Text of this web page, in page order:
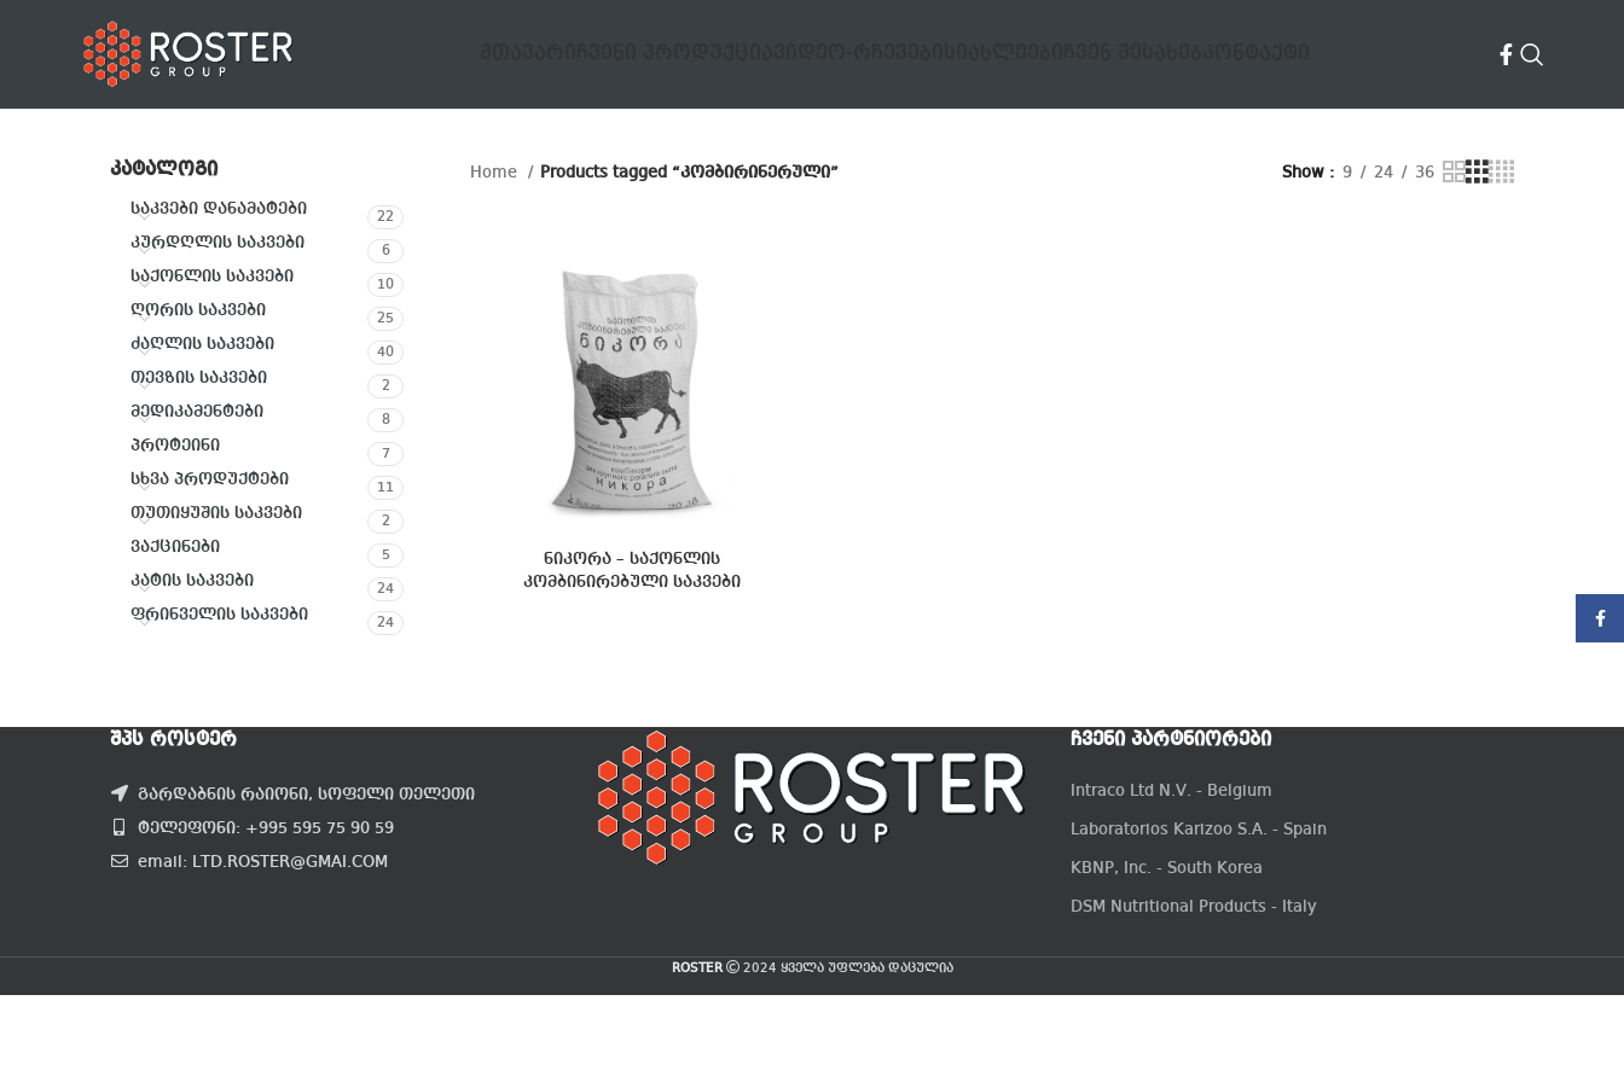
ᲙᲐᲢᲐᲚᲝᲒᲘ
საკვები დანამატები 22
კურდღლის საკვები 6
საქონლის საკვები 10
ღორის საკვები 25
ძაღლის საკვები 40
თევზის საკვები 2
მედიკამენტები 8
პროტეინი 7
სხვა პროდუქტები 11
თუთიყუშის საკვები 2
ვაქცინები 5
კატის საკვები 24
ფრინველის საკვები 24
Home Products tagged “კომბირინერული” Show 9 24 36
ნიკორა – საქონლის
კომბინირებული საკვები
ᲨᲞᲡ ᲠᲝᲡᲢᲔᲠ
გარდაბნის რაიონი, სოფელი თელეთი
ტელეფონი: +995 595 75 90 59
email: LTD.ROSTER@GMAI.COM
ᲩᲕᲔᲜᲘ ᲞᲐᲠᲢᲜᲘᲝᲠᲔᲑᲘ
Intraco Ltd N.V. - Belgium
Laboratorios Karizoo S.A. - Spain
KBNP, Inc. - South Korea
DSM Nutritional Products - Italy
ROSTER 2024 ყველა უფლება დაცულია